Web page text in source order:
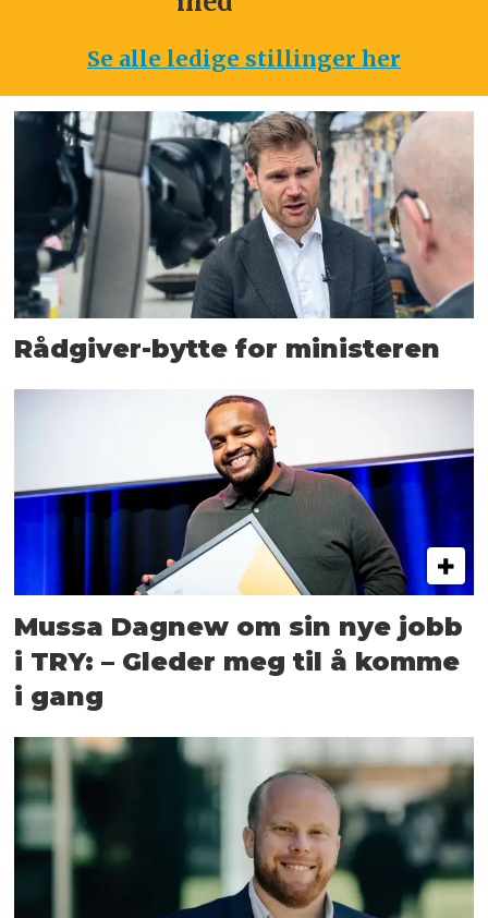
Se alle ledige stillinger her
Rådgiver-bytte for ministeren
Mussa Dagnew om sin nye jobb
i TRY: – Gleder meg til å komme
i gang